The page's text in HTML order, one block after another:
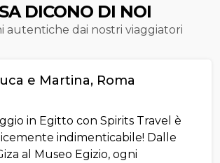
DICONO DI NOI
autentiche dai nostri viaggiatori
e Martina, Roma
in Egitto con Spirits Travel è
indimenticabile! Dalle
al Museo Egizio, ogni